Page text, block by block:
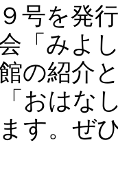
号を発
「みよ
の紹介
おはな
す。ぜ